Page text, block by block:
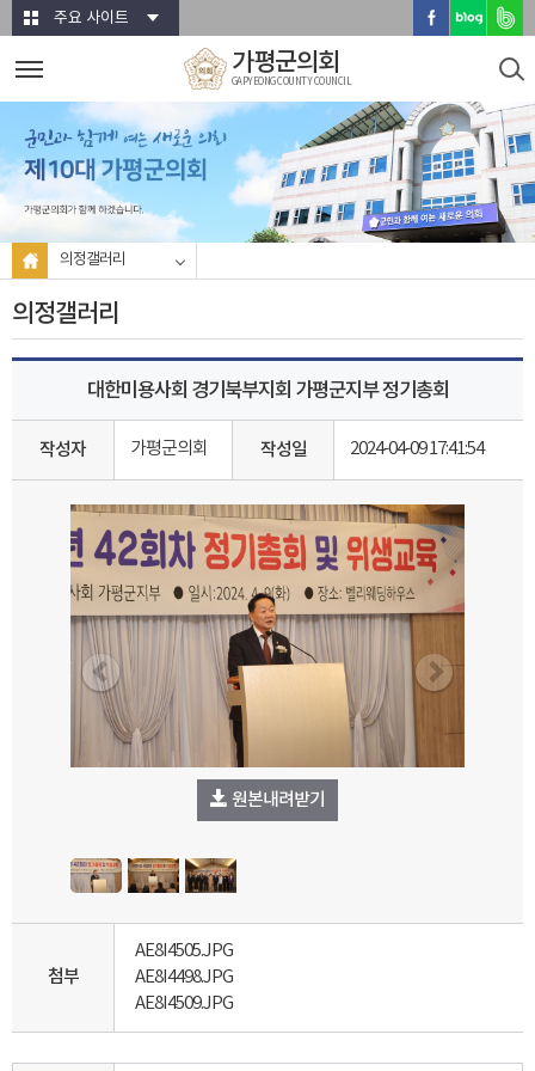
본문바로가기주요 사이트
가평군의회
GAPYEONG COUNTY COUNCIL
의정갤러리
의정갤러리
대한미용사회 경기북부지회 가평군지부 정기총회
작성자 가평군의회 작성일 2024-04-09 17:41:54
원본내려받기
첨부
AE8I4505.JPG
AE8I4498.JPG
AE8I4509.JPG